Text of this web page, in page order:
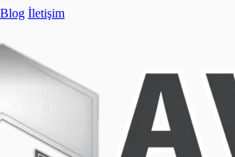
Blog İletişim